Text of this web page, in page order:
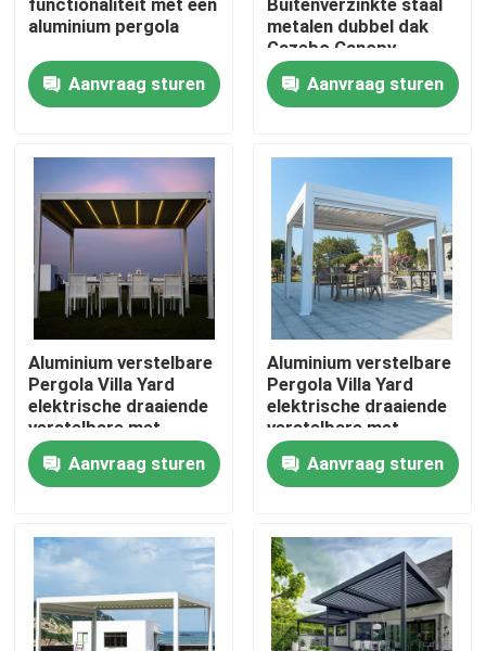
Huis
Producten
Ongeveer ons
Fabrieksreis
Kwaliteitscontrole
Contacteer ons
Nieuws
De Pergola van het aluminiumterras
De Pergola van aluminiumlouvered
functionaliteit met een
aluminium pergola
Aanvraag sturen
Buitenverzinkte staal
metalen dubbel dak
Gazebo Canopy
Aanvraag sturen
Aluminium verstelbare
Pergola Villa Yard
elektrische draaiende
verstelbare met
uittrekbaar dak
Aanvraag sturen
Aluminium verstelbare
Pergola Villa Yard
elektrische draaiende
verstelbare met
uittrekbaar dak
Aanvraag sturen